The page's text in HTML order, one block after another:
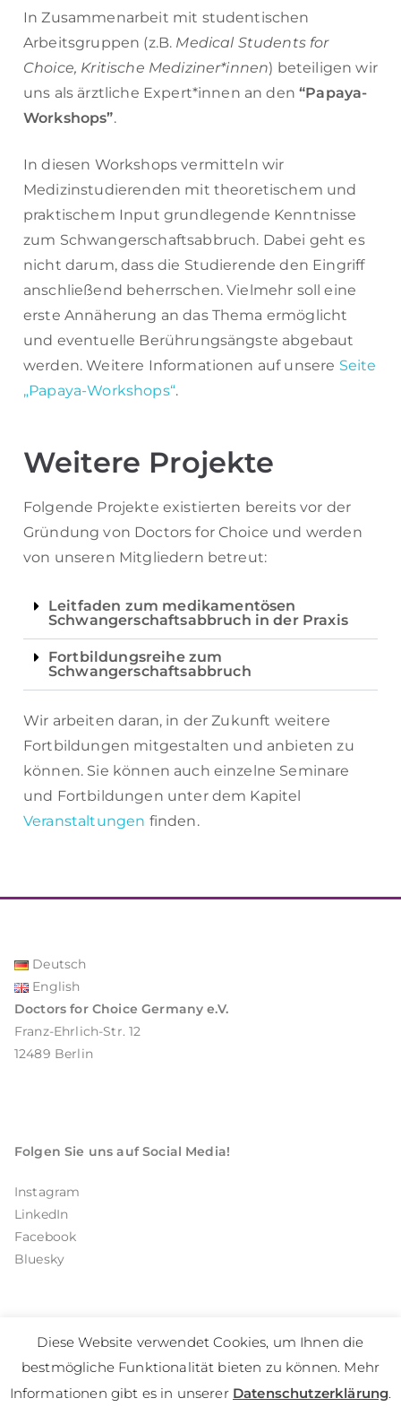
In Zusammenarbeit mit studentischen
Arbeitsgruppen (z.B. Medical Students for
Choice, Kritische Mediziner*innen) beteiligen wir
uns als ärztliche Expert*innen an den“Papaya-
Workshops”.
In diesen Workshops vermitteln wir
Medizinstudierenden mit theoretischem und
praktischem Input grundlegende Kenntnisse
zum Schwangerschaftsabbruch. Dabei geht es
nicht darum, dass die Studierende den Eingriff
anschließend beherrschen. Vielmehr soll eine
erste Annäherung an das Thema ermöglicht
und eventuelle Berührungsängste abgebaut
werden. Weitere Informationen auf unsere Seite
„Papaya-Workshops“.
Weitere Projekte
Folgende Projekte existierten bereits vor der
Gründung von Doctors for Choice und werden
von unseren Mitgliedern betreut:
Leitfaden zum medikamentösen
Schwangerschaftsabbruch in der Praxis
Fortbildungsreihe zum
Schwangerschaftsabbruch
Wir arbeiten daran, in der Zukunft weitere
Fortbildungen mitgestalten und anbieten zu
können. Sie können auch einzelne Seminare
und Fortbildungen unter dem Kapitel
Veranstaltungen finden.
Deutsch
English
Doctors for Choice Germany e.V.
Franz-Ehrlich-Str. 12
12489 Berlin
Folgen Sie uns auf Social Media!
Instagram
LinkedIn
Facebook
Bluesky
Copyright © 2026Doctors for Choice Germany e.V.
Franz-Ehrlich-Str. 12, 12489 Berlin, Germany
Diese Website verwendet Cookies, um Ihnen die
bestmögliche Funktionalität bieten zu können. Mehr
Informationen gibt es in unserer Datenschutzerklärung.